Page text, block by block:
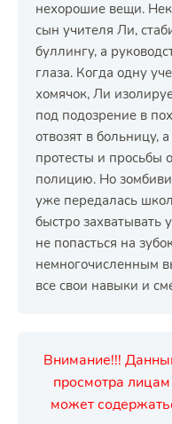
нехорошие вещи.
сын учителя Ли,
буллингу, а
глаза. Когда одну
хомячок, Ли
под подозрение в
отвозят в больницу,
протесты и просьбы
полицию. Но
уже передалась
быстро захватывать
не попасться на
немногочисленным
все свои навыки и
Внимание!!!
просмотра
может